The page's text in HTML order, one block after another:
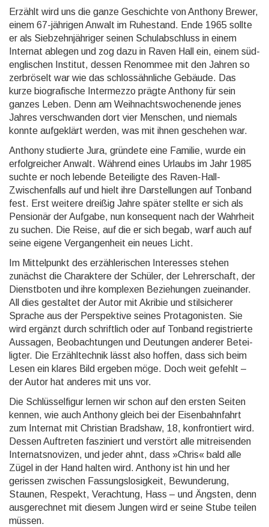
Erzählt wird uns die ganze Geschichte von Anthony Brewer,
einem 67-jähri­gen Anwalt im Ruhe­stand. Ende 1965 sollte
er als Sieb­zehn­jäh­riger seinen Schul­abschluss in einem
Internat ablegen und zog dazu in Raven Hall ein, einem süd­
engli­schen Institut, dessen Renom­mee mit den Jahren so
zer­bröselt war wie das schloss­ähnliche Gebäude. Das
kurze biogra­fische Inter­mezzo prägte Anthony für sein
ganzes Leben. Denn am Weih­nachts­wochen­ende jenes
Jahres ver­schwanden dort vier Menschen, und niemals
konnte aufge­klärt werden, was mit ihnen geschehen war.
Anthony studierte Jura, gründete eine Familie, wurde ein
erfolg­reicher Anwalt. Während eines Urlaubs im Jahr 1985
suchte er noch lebende Betei­ligte des Raven-Hall-
Zwischen­falls auf und hielt ihre Dar­stellun­gen auf Tonband
fest. Erst weitere dreißig Jahre später stellte er sich als
Pensionär der Aufgabe, nun konse­quent nach der Wahrheit
zu suchen. Die Reise, auf die er sich begab, warf auch auf
seine eigene Ver­gangen­heit ein neues Licht.
Im Mittelpunkt des erzähle­rischen Interesses stehen
zunächst die Charak­tere der Schüler, der Lehrer­schaft, der
Dienst­boten und ihre komplexen Bezie­hungen zuein­ander.
All dies gestaltet der Autor mit Akribie und stil­sicherer
Sprache aus der Per­spek­tive seines Prota­gonisten. Sie
wird ergänzt durch schrift­lich oder auf Tonband regis­trierte
Aussagen, Beobach­tungen und Deutungen anderer Betei­
ligter. Die Erzähl­technik lässt also hoffen, dass sich beim
Lesen ein klares Bild ergeben möge. Doch weit gefehlt –
der Autor hat anderes mit uns vor.
Die Schlüsselfigur lernen wir schon auf den ersten Seiten
kennen, wie auch Anthony gleich bei der Eisen­bahn­fahrt
zum Internat mit Christian Bradshaw, 18, kon­frontiert wird.
Dessen Auftreten faszi­niert und verstört alle mit­reisen­den
Internats­novizen, und jeder ahnt, dass »Chris« bald alle
Zügel in der Hand halten wird. Anthony ist hin und her
gerissen zwischen Fas­sungs­losig­keit, Bewun­derung,
Staunen, Respekt, Verach­tung, Hass – und Ängsten, denn
ausge­rech­net mit diesem Jungen wird er seine Stube teilen
müssen.